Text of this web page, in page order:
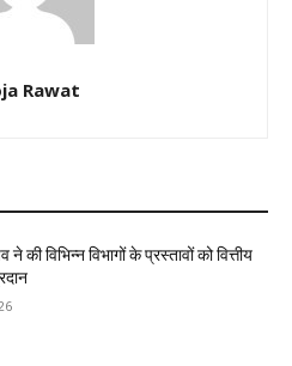
Rawat
की विभिन्न विभागों के प्रस्तावों को वित्तीय